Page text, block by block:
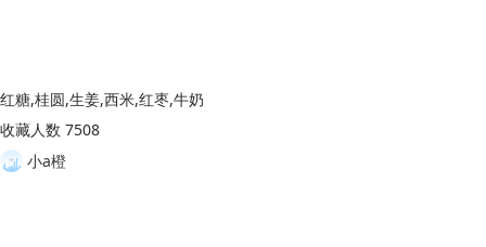
红糖,桂圆,生姜,西米,红枣,牛奶
收藏人数 7508
小a橙